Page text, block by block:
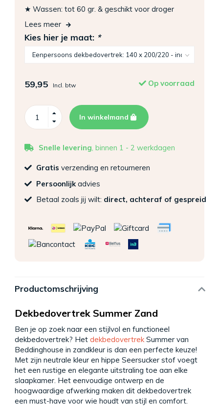
★ Wassen: tot 60 gr. & geschikt voor droger
Lees meer
Kies hier je maat: *
59,95 Incl. btw Op voorraad
In winkelmand
Snelle levering, binnen 1 - 2 werkdagen
Gratis verzending en retourneren
Persoonlijk advies
Betaal zoals jij wilt: direct, achteraf of gespreid
Productomschrijving
Dekbedovertrek Summer Zand
Ben je op zoek naar een stijlvol en functioneel
dekbedovertrek? Het dekbedovertrek Summer van
Beddinghouse in zandkleur is dan een perfecte keuze!
Met zijn neutrale kleur en hippe Seersucker stof voegt
het een rustige en elegante uitstraling toe aan elke
slaapkamer. Het eenvoudige ontwerp en de
hoogwaardige afwerking maken dit dekbedovertrek
een must-have voor wie houdt van stijl en comfort.